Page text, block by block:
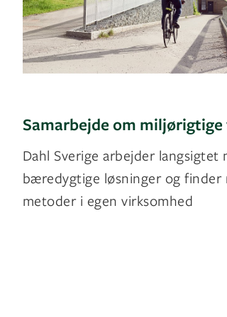
Samarbejde om miljørigtige
Dahl Sverige arbejder langsigtet
bæredygtige løsninger og finder
metoder i egen virksomhed